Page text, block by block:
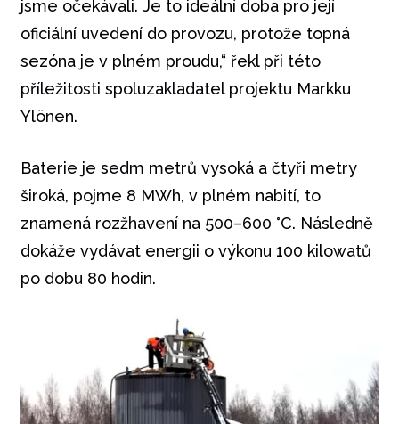
jsme očekávali. Je to ideální doba pro její
oficiální uvedení do provozu, protože topná
sezóna je v plném proudu,“ řekl při této
příležitosti spoluzakladatel projektu Markku
Ylönen.
Baterie je sedm metrů vysoká a čtyři metry
široká, pojme 8 MWh, v plném nabití, to
znamená rozžhavení na 500–600 °C. Následně
dokáže vydávat energii o výkonu 100 kilowatů
po dobu 80 hodin.